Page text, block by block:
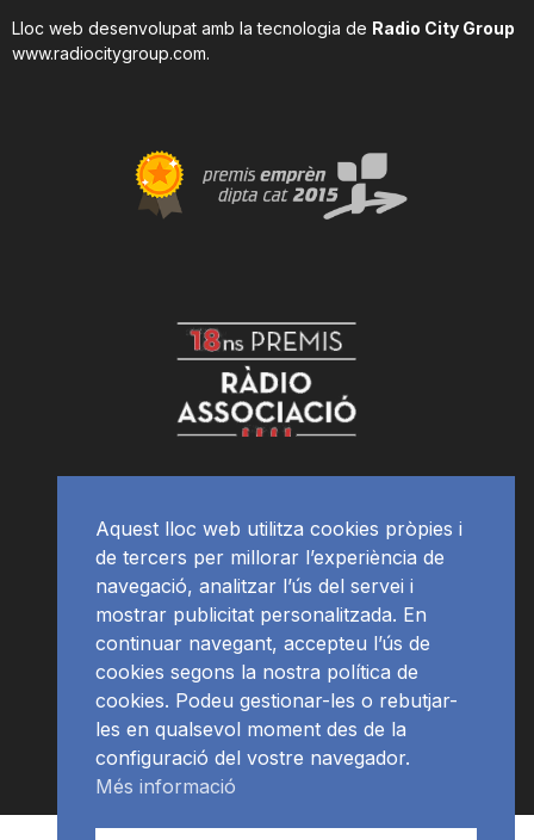
Lloc web desenvolupat amb la tecnologia de Radio City Group
www.radiocitygroup.com.
Aquest lloc web utilitza cookies pròpies i
de tercers per millorar l’experiència de
navegació, analitzar l’ús del servei i
mostrar publicitat personalitzada. En
continuar navegant, accepteu l’ús de
cookies segons la nostra política de
cookies. Podeu gestionar-les o rebutjar-
les en qualsevol moment des de la
configuració del vostre navegador.
Més informació